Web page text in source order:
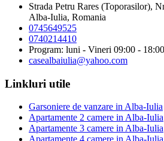
Strada Petru Rares (Toporasilor),
Alba-Iulia, Romania
0745649525
0740214410
Program: luni - Vineri 09:00 - 18:00
casealbaiulia@yahoo.com
Linkluri utile
Garsoniere de vanzare in Alba-Iulia
Apartamente 2 camere in Alba-Iulia
Apartamente 3 camere in Alba-Iulia